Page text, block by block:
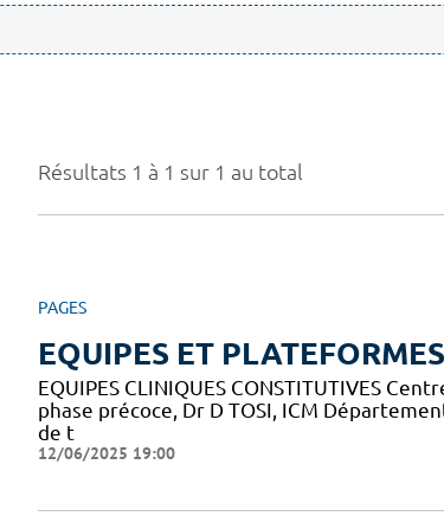
Résultats 1 à 1 sur 1 au total
PAGES
EQUIPES ET
EQUIPES CLINIQUES CONSTITUTIVES
phase précoce, Dr D TOSI, ICM
de t
12/06/2025 19:00